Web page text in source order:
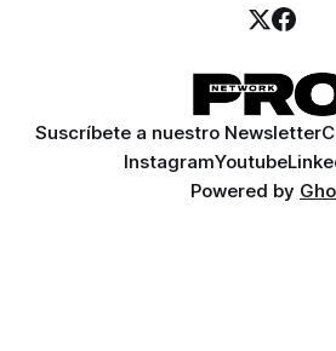
Suscríbete a nuestro Newsletter
InstagramYoutube
Powered by